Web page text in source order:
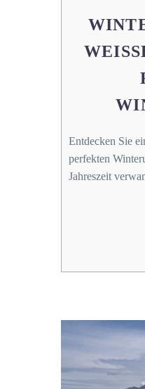
Entdecken Sie
perfekten
Jahreszeit